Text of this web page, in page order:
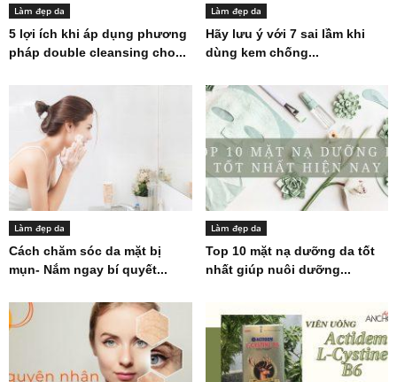
Làm đẹp da
5 lợi ích khi áp dụng phương
pháp double cleansing cho...
Làm đẹp da
Hãy lưu ý với 7 sai lầm khi
dùng kem chống...
Làm đẹp da
Cách chăm sóc da mặt bị
mụn- Nắm ngay bí quyết...
Làm đẹp da
Top 10 mặt nạ dưỡng da tốt
nhất giúp nuôi dưỡng...